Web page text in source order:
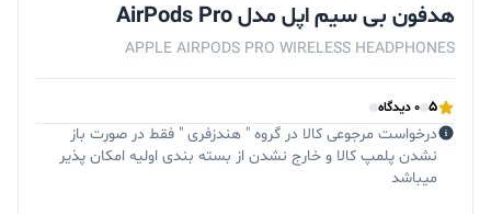
هدفون بی‌ سیم اپل مدل AirPods Pro
APPLE AIRPODS PRO WIRELESS HEADPHONES
5 0 دیدگاه
درخواست مرجوعی کالا در گروه " هندزفری " فقط در صورت باز
نشدن پلمپ کالا و خارج نشدن از بسته بندی اولیه امکان پذیر
میباشد